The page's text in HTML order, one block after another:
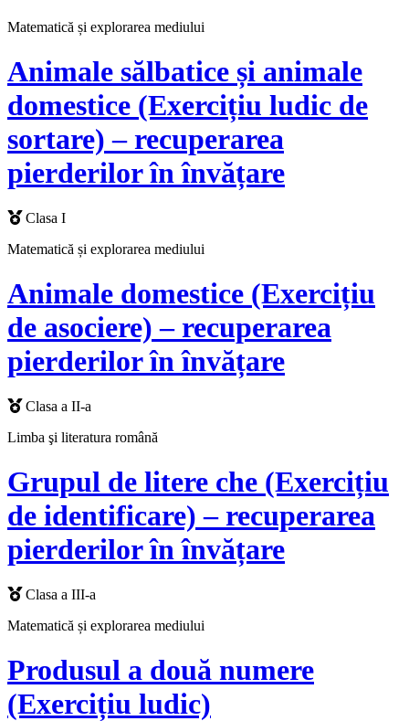
Matematică și explorarea mediului
Animale sălbatice și animale
domestice (Exercițiu ludic de
sortare) – recuperarea
pierderilor în învățare
Clasa I
Matematică și explorarea mediului
Animale domestice (Exercițiu
de asociere) – recuperarea
pierderilor în învățare
Clasa a II-a
Limba şi literatura română
Grupul de litere che (Exercițiu
de identificare) – recuperarea
pierderilor în învățare
Clasa a III-a
Matematică și explorarea mediului
Produsul a două numere
(Exercițiu ludic)